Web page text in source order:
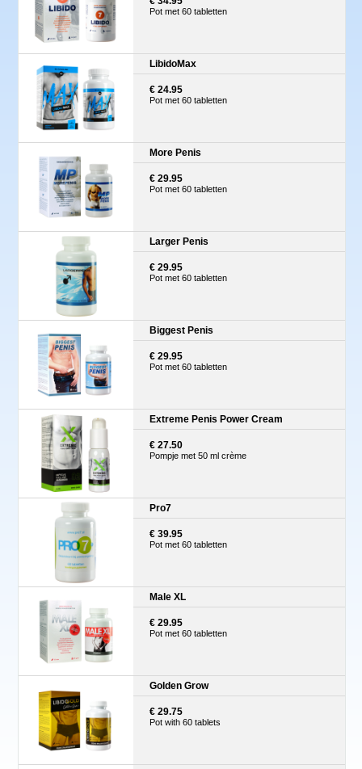
Pot met 60 tabletten
LibidoMax
€ 24.95
Pot met 60 tabletten
More Penis
€ 29.95
Pot met 60 tabletten
Larger Penis
€ 29.95
Pot met 60 tabletten
Biggest Penis
€ 29.95
Pot met 60 tabletten
Extreme Penis Power Cream
€ 27.50
Pompje met 50 ml crème
Pro7
€ 39.95
Pot met 60 tabletten
Male XL
€ 29.95
Pot met 60 tabletten
Golden Grow
€ 29.75
Pot with 60 tablets